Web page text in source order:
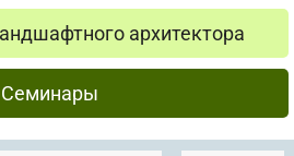
архитектора
Семинары